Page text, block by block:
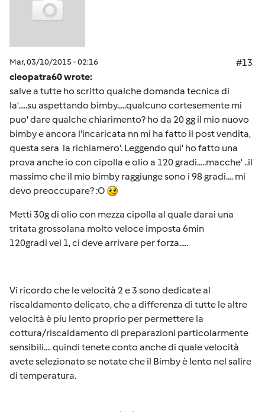
Mar, 03/10/2015 - 02:16
#13
cleopatra60 wrote:
salve a tutte ho scritto qualche domanda tecnica di
la'.....su aspettando bimby.....qualcuno cortesemente mi
puo' dare qualche chiarimento? ho da 20 gg il mio nuovo
bimby e ancora l'incaricata nn mi ha fatto il post vendita,
questa sera la richiamero'. Leggendo qui' ho fatto una
prova anche io con cipolla e olio a 120 gradi.....macche' ..il
massimo che il mio bimby raggiunge sono i 98 gradi.... mi
devo preoccupare? :O
Metti 30g di olio con mezza cipolla al quale darai una
tritata grossolana molto veloce imposta 6min
120gradi vel 1, ci deve arrivare per forza.....
Vi ricordo che le velocità 2 e 3 sono dedicate al
riscaldamento delicato, che a differenza di tutte le altre
velocità è piu lento proprio per permettere la
cottura/riscaldamento di preparazioni particolarmente
sensibili.... quindi tenete conto anche di quale velocità
avete selezionato se notate che il Bimby è lento nel salire
di temperatura.